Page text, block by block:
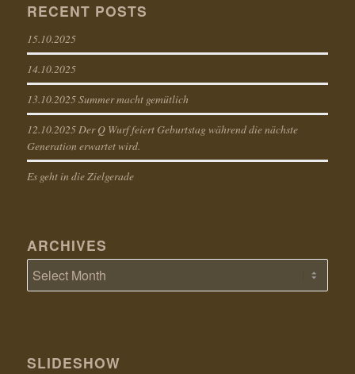
RECENT POSTS
15.10.2025
14.10.2025
13.10.2025 Summer macht gemütlich
12.10.2025 Der Q Wurf feiert Geburtstag während die nächste
Generation erwartet wird.
Es geht in die Zielgerade
ARCHIVES
SLIDESHOW